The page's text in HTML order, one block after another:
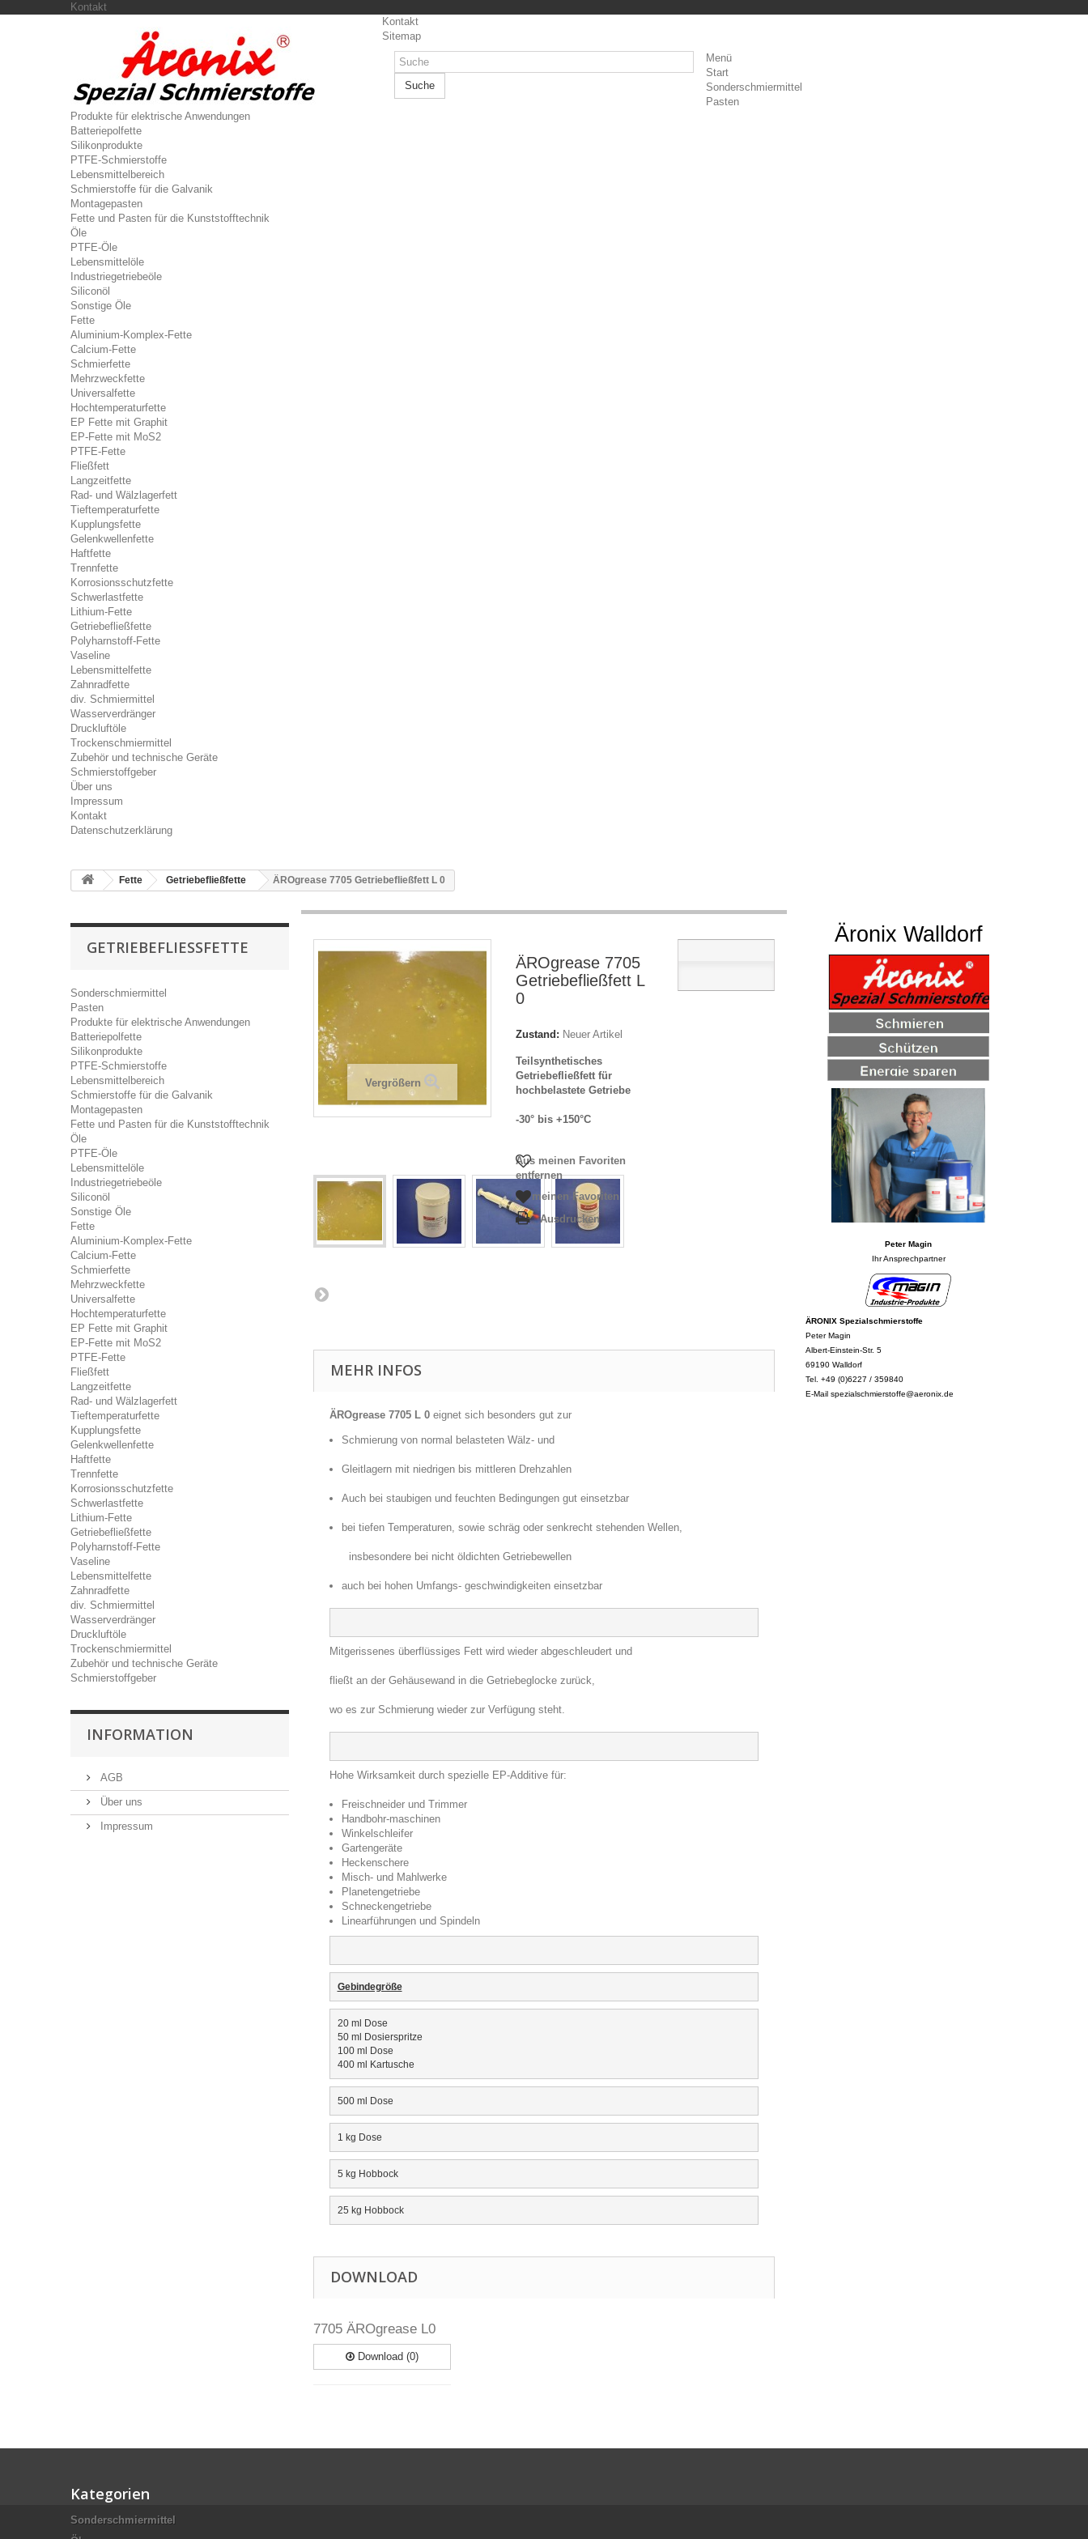
Kontakt
Kontakt
Sitemap
Suche
Menü
Start
Sonderschmiermittel
Pasten
Produkte für elektrische Anwendungen
Batteriepolfette
Silikonprodukte
PTFE-Schmierstoffe
Lebensmittelbereich
Schmierstoffe für die Galvanik
Montagepasten
Fette und Pasten für die Kunststofftechnik
Öle
PTFE-Öle
Lebensmittelöle
Industriegetriebeöle
Siliconöl
Sonstige Öle
Fette
Aluminium-Komplex-Fette
Calcium-Fette
Schmierfette
Mehrzweckfette
Universalfette
Hochtemperaturfette
EP Fette mit Graphit
EP-Fette mit MoS2
PTFE-Fette
Fließfett
Langzeitfette
Rad- und Wälzlagerfett
Tieftemperaturfette
Kupplungsfette
Gelenkwellenfette
Haftfette
Trennfette
Korrosionsschutzfette
Schwerlastfette
Lithium-Fette
Getriebefließfette
Polyharnstoff-Fette
Vaseline
Lebensmittelfette
Zahnradfette
div. Schmiermittel
Wasserverdränger
Druckluftöle
Trockenschmiermittel
Zubehör und technische Geräte
Schmierstoffgeber
Über uns
Impressum
Kontakt
Datenschutzerklärung
Fette Getriebefließfette ÄROgrease 7705 Getriebefließfett L 0
GETRIEBEFLIESSFETTE
Sonderschmiermittel
Pasten
Produkte für elektrische Anwendungen
Batteriepolfette
Silikonprodukte
PTFE-Schmierstoffe
Lebensmittelbereich
Schmierstoffe für die Galvanik
Montagepasten
Fette und Pasten für die Kunststofftechnik
Öle
PTFE-Öle
Lebensmittelöle
Industriegetriebeöle
Siliconöl
Sonstige Öle
Fette
Aluminium-Komplex-Fette
Calcium-Fette
Schmierfette
Mehrzweckfette
Universalfette
Hochtemperaturfette
EP Fette mit Graphit
EP-Fette mit MoS2
PTFE-Fette
Fließfett
Langzeitfette
Rad- und Wälzlagerfett
Tieftemperaturfette
Kupplungsfette
Gelenkwellenfette
Haftfette
Trennfette
Korrosionsschutzfette
Schwerlastfette
Lithium-Fette
Getriebefließfette
Polyharnstoff-Fette
Vaseline
Lebensmittelfette
Zahnradfette
div. Schmiermittel
Wasserverdränger
Druckluftöle
Trockenschmiermittel
Zubehör und technische Geräte
Schmierstoffgeber
INFORMATION
AGB
Über uns
Impressum
Vergrößern
ÄROgrease 7705
Getriebefließfett L
0
Zustand: Neuer Artikel
Teilsynthetisches
Getriebefließfett für
hochbelastete Getriebe
-30° bis +150°C
Aus meinen Favoriten
entfernen
Zu meinen Favoriten
Ausdrucken
MEHR INFOS
ÄROgrease 7705 L 0 eignet sich besonders gut zur
Schmierung von normal belasteten Wälz- und
Gleitlagern mit niedrigen bis mittleren Drehzahlen
Auch bei staubigen und feuchten Bedingungen gut einsetzbar
bei tiefen Temperaturen, sowie schräg oder senkrecht stehenden Wellen,
insbesondere bei nicht öldichten Getriebewellen
auch bei hohen Umfangs- geschwindigkeiten einsetzbar
Mitgerissenes überflüssiges Fett wird wieder abgeschleudert und
fließt an der Gehäusewand in die Getriebeglocke zurück,
wo es zur Schmierung wieder zur Verfügung steht.
Hohe Wirksamkeit durch spezielle EP-Additive für:
Freischneider und Trimmer
Handbohr-maschinen
Winkelschleifer
Gartengeräte
Heckenschere
Misch- und Mahlwerke
Planetengetriebe
Schneckengetriebe
Linearführungen und Spindeln
Gebindegröße
20 ml Dose
50 ml Dosierspritze
100 ml Dose
400 ml Kartusche
500 ml Dose
1 kg Dose
5 kg Hobbock
25 kg Hobbock
DOWNLOAD
7705 ÄROgrease L0
Download (0)
Äronix Walldorf
Peter Magin
Ihr Ansprechpartner
ÄRONIX Spezialschmierstoffe
Peter Magin
Albert-Einstein-Str. 5
69190 Walldorf
Tel. +49 (0)6227 / 359840
E-Mail spezialschmierstoffe@aeronix.de
Kategorien
Sonderschmiermittel